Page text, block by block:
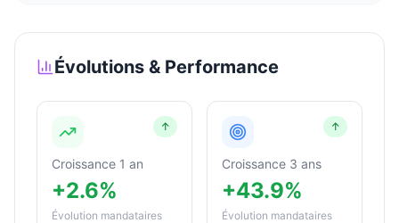
Évolutions & Performance
↑
Croissance 1 an
+2.6%
Évolution mandataires
↑
Croissance 3 ans
+43.9%
Évolution mandataires